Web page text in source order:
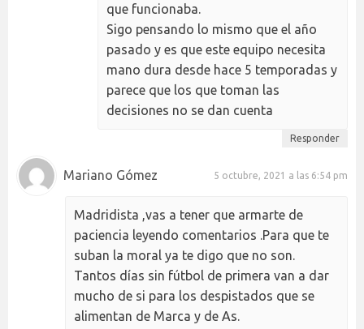
que funcionaba.
Sigo pensando lo mismo que el año
pasado y es que este equipo necesita
mano dura desde hace 5 temporadas y
parece que los que toman las
decisiones no se dan cuenta
Responder
Mariano Gómez 5 octubre, 2021 a las 6:54 pm
Madridista ,vas a tener que armarte de
paciencia leyendo comentarios .Para que te
suban la moral ya te digo que no son.
Tantos días sin fútbol de primera van a dar
mucho de si para los despistados que se
alimentan de Marca y de As.